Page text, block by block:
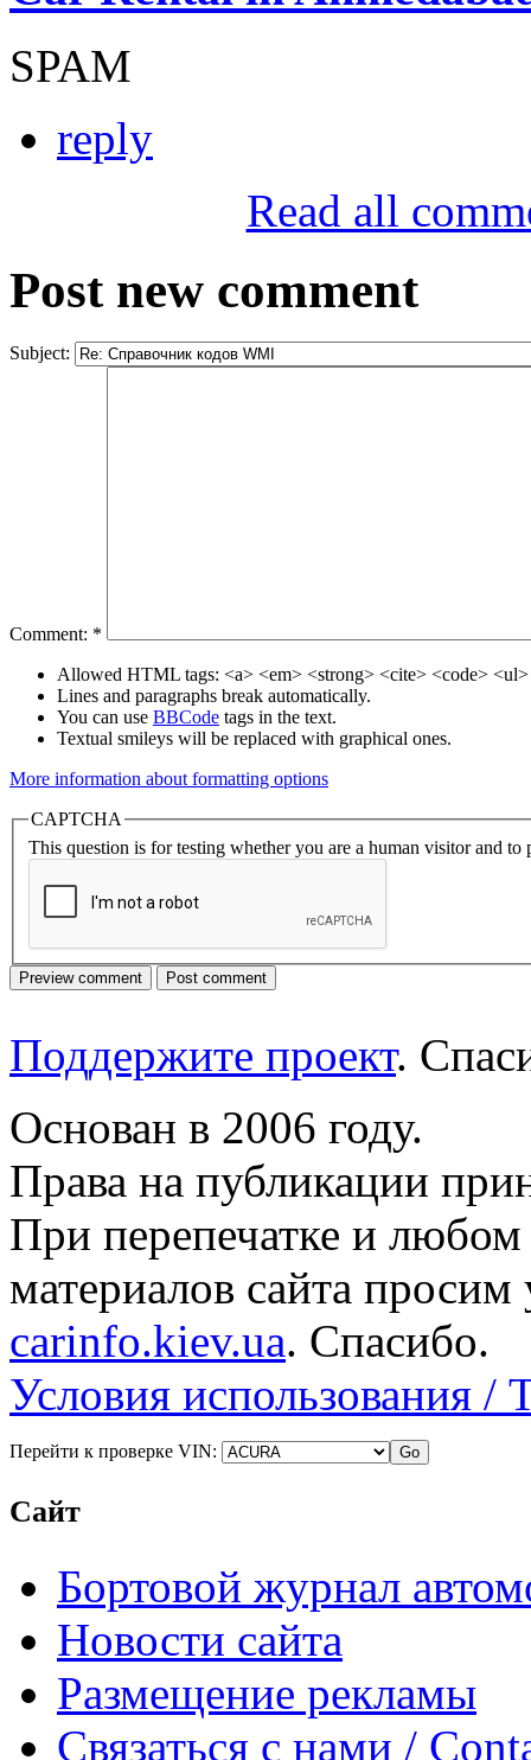
SPAM
reply
Read all
Post new comment
Subject:
Comment: *
Allowed HTML tags: <a> <em> <strong> <cite> <code>
Lines and paragraphs break automatically.
You can use BBCode tags in the text.
Textual smileys will be replaced with graphical ones.
More information about formatting options
CAPTCHA
This question is for testing whether you are a human visitor and to
Поддержите проект.
Основан в 2006 году.
Права на публикации
При перепечатке и
материалов сайта просим
carinfo.kiev.ua. Спасибо.
Условия использования /
Перейти к проверке VIN:
Сайт
Бортовой журнал
Новости сайта
Размещение рекламы
Связаться с нами /